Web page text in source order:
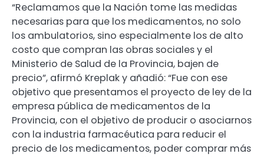
“Reclamamos que la Nación tome las medidas
necesarias para que los medicamentos, no solo
los ambulatorios, sino especialmente los de alto
costo que compran las obras sociales y el
Ministerio de Salud de la Provincia, bajen de
precio”, afirmó Kreplak y añadió: “Fue con ese
objetivo que presentamos el proyecto de ley de la
empresa pública de medicamentos de la
Provincia, con el objetivo de producir o asociarnos
con la industria farmacéutica para reducir el
precio de los medicamentos, poder comprar más